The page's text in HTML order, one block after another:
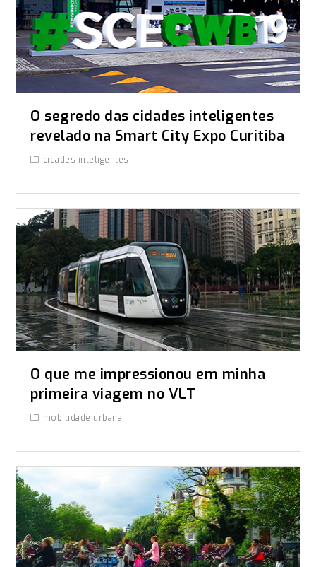
O segredo das cidades inteligentes
revelado na Smart City Expo Curitiba
cidades inteligentes
O que me impressionou em minha
primeira viagem no VLT
mobilidade urbana